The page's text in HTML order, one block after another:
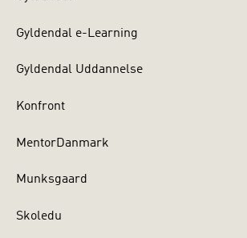
Gyldendal e-Learning
Gyldendal Uddannelse
Konfront
MentorDanmark
Munksgaard
Skoledu